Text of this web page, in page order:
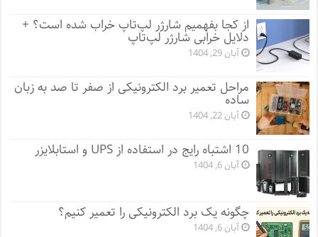
از کجا بفهمیم شارژر لپ‌تاپ خراب شده است؟ +
دلایل خرابی شارژر لپ‌تاپ
آبان 29, 1404
مراحل تعمیر برد الکترونیکی از صفر تا صد به زبان
ساده
آبان 22, 1404
10 اشتباه رایج در استفاده از UPS و استابلایزر
آبان 6, 1404
چگونه یک برد الکترونیکی را تعمیر کنیم؟
آبان 6, 1404